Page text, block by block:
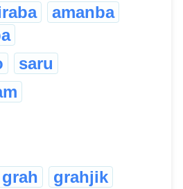
amanba
saru
grah
grahjik